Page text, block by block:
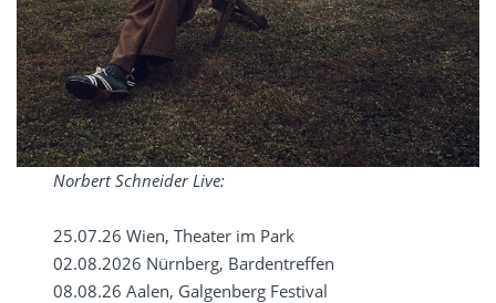
Norbert Schneider Live:
25.07.26 Wien, Theater im Park
02.08.2026 Nürnberg, Bardentreffen
08.08.26 Aalen, Galgenberg Festival